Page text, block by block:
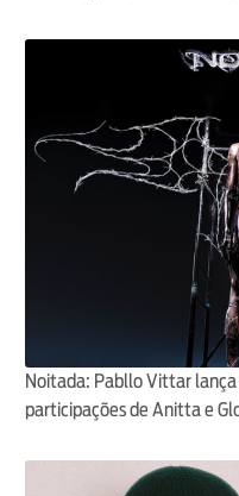
Noitada: Pabllo Vittar
participações de Anitta e